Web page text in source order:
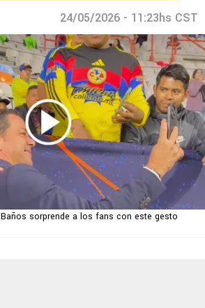
24/05/2026 - 11:23hs CST
Baños sorprende a los fans con este gesto